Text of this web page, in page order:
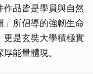
作品皆是學員與自然
」所倡導的強韌生命
更是玄奘大學積極實
能量體現。